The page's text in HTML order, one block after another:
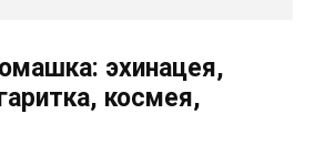
эхинацея,
космея,